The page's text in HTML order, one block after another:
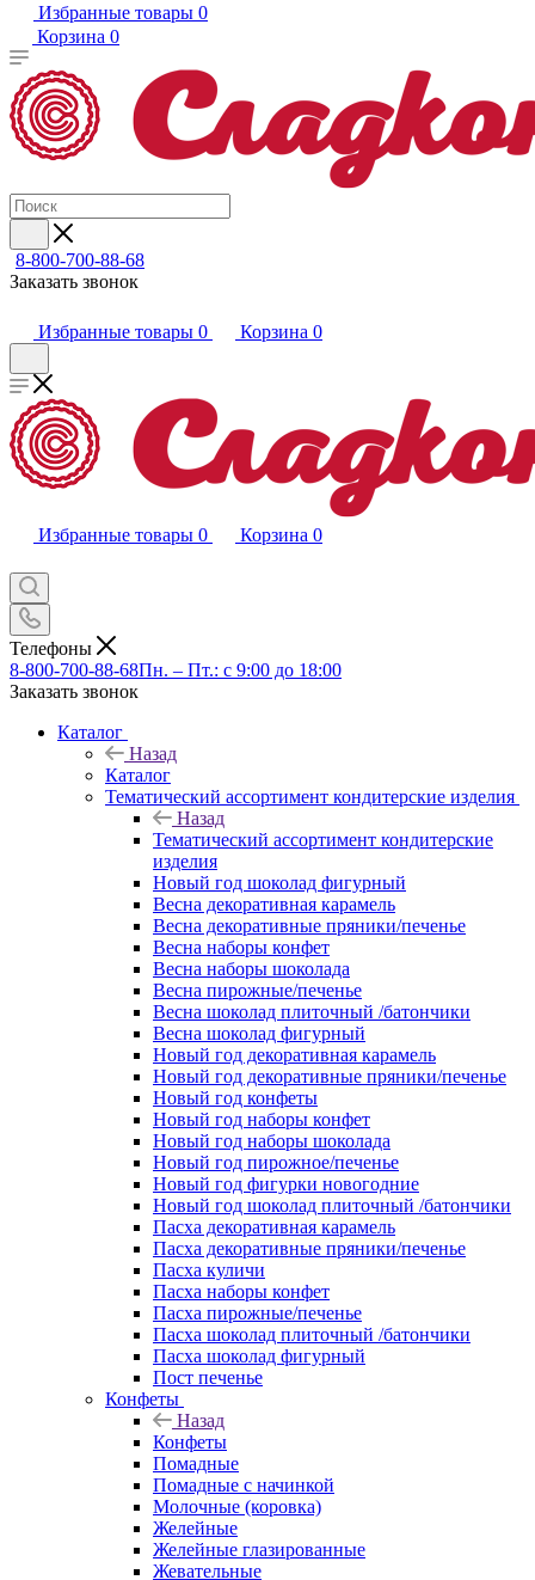
Избранные товары 0
Корзина 0
8-800-700-88-68
Заказать звонок
Избранные товары 0 Корзина 0
Избранные товары 0 Корзина 0
Телефоны
8-800-700-88-68Пн. – Пт.: с 9:00 до 18:00
Заказать звонок
Каталог
Назад
Каталог
Тематический ассортимент кондитерские изделия
Назад
Тематический ассортимент кондитерские
изделия
Новый год шоколад фигурный
Весна декоративная карамель
Весна декоративные пряники/печенье
Весна наборы конфет
Весна наборы шоколада
Весна пирожные/печенье
Весна шоколад плиточный /батончики
Весна шоколад фигурный
Новый год декоративная карамель
Новый год декоративные пряники/печенье
Новый год конфеты
Новый год наборы конфет
Новый год наборы шоколада
Новый год пирожное/печенье
Новый год фигурки новогодние
Новый год шоколад плиточный /батончики
Пасха декоративная карамель
Пасха декоративные пряники/печенье
Пасха куличи
Пасха наборы конфет
Пасха пирожные/печенье
Пасха шоколад плиточный /батончики
Пасха шоколад фигурный
Пост печенье
Конфеты
Назад
Конфеты
Помадные
Помадные с начинкой
Молочные (коровка)
Желейные
Желейные глазированные
Жевательные